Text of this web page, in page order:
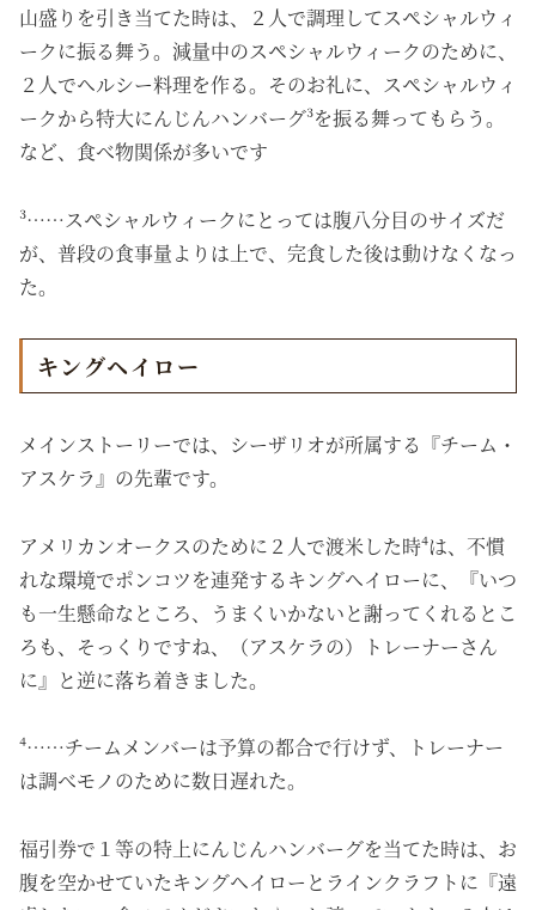
山盛りを引き当てた時は、２人で調理してスペシャルウィ
ークに振る舞う。減量中のスペシャルウィークのために、
２人でヘルシー料理を作る。そのお礼に、スペシャルウィ
ークから特大にんじんハンバーグ³を振る舞ってもらう。
など、食べ物関係が多いです
³……スペシャルウィークにとっては腹八分目のサイズだ
が、普段の食事量よりは上で、完食した後は動けなくなっ
た。
キングヘイロー
メインストーリーでは、シーザリオが所属する『チーム・
アスケラ』の先輩です。
アメリカンオークスのために２人で渡米した時⁴は、不慣
れな環境でポンコツを連発するキングヘイローに、『いつ
も一生懸命なところ、うまくいかないと謝ってくれるとこ
ろも、そっくりですね、（アスケラの）トレーナーさん
に』と逆に落ち着きました。
⁴……チームメンバーは予算の都合で行けず、トレーナー
は調べモノのために数日遅れた。
福引券で１等の特上にんじんハンバーグを当てた時は、お
腹を空かせていたキングヘイローとラインクラフトに『遠